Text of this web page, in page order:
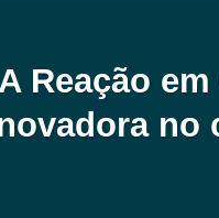
A Reação
no